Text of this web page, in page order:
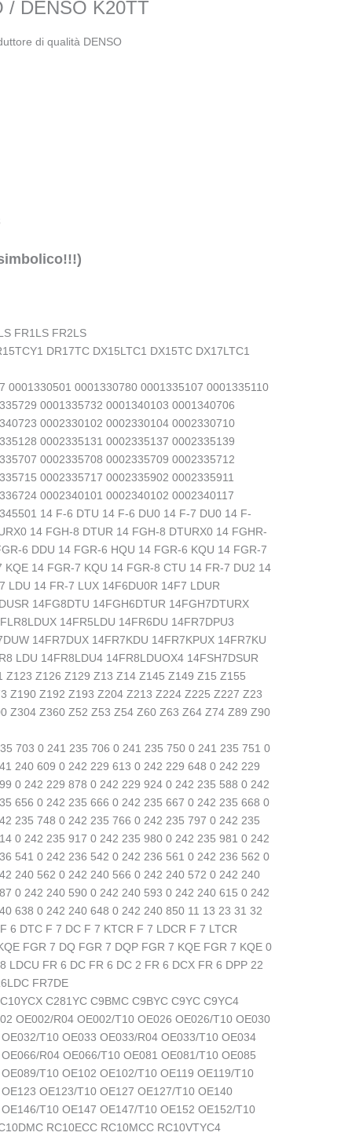
/ DENSO K20TT
di qualità DENSO
FR1LS FR2LS
DR17TC DX15LTC1 DX15TC DX17LTC1
0001330501 0001330780 0001335107 0001335110
0001335732 0001340103 0001340706
0002330102 0002330104 0002330710
0002335131 0002335137 0002335139
0002335708 0002335709 0002335712
0002335717 0002335902 0002335911
0002340101 0002340102 0002340117
14 F-6 DTU 14 F-6 DU0 14 F-7 DU0 14 F-
14 FGH-8 DTUR 14 FGH-8 DTURX0 14 FGHR-
6 DDU 14 FGR-6 HQU 14 FGR-6 KQU 14 FGR-7
14 FGR-7 KQU 14 FGR-8 CTU 14 FR-7 DU2 14
LDU 14 FR-7 LUX 14F6DU0R 14F7 LDUR
14FG8DTU 14FGH6DTUR 14FGH7DTURX
14FR5LDU 14FR6DU 14FR7DPU3
14FR7DUX 14FR7KDU 14FR7KPUX 14FR7KU
LDU 14FR8LDU4 14FR8LDUOX4 14FSH7DSUR
Z123 Z126 Z129 Z13 Z14 Z145 Z149 Z15 Z155
Z190 Z192 Z193 Z204 Z213 Z224 Z225 Z227 Z23
Z304 Z360 Z52 Z53 Z54 Z60 Z63 Z64 Z74 Z89 Z90
703 0 241 235 706 0 241 235 750 0 241 235 751 0
240 609 0 242 229 613 0 242 229 648 0 242 229
0 242 229 878 0 242 229 924 0 242 235 588 0 242
656 0 242 235 666 0 242 235 667 0 242 235 668 0
235 748 0 242 235 766 0 242 235 797 0 242 235
0 242 235 917 0 242 235 980 0 242 235 981 0 242
541 0 242 236 542 0 242 236 561 0 242 236 562 0
240 562 0 242 240 566 0 242 240 572 0 242 240
0 242 240 590 0 242 240 593 0 242 240 615 0 242
638 0 242 240 648 0 242 240 850 11 13 23 31 32
6 DTC F 7 DC F 7 KTCR F 7 LDCR F 7 LTCR
FGR 7 DQ FGR 7 DQP FGR 7 KQE FGR 7 KQE 0
LDCU FR 6 DC FR 6 DC 2 FR 6 DCX FR 6 DPP 22
FR7DE
C281YC C9BMC C9BYC C9YC C9YC4
OE002/R04 OE002/T10 OE026 OE026/T10 OE030
T10 OE033 OE033/R04 OE033/T10 OE034
R04 OE066/T10 OE081 OE081/T10 OE085
T10 OE102 OE102/T10 OE119 OE119/T10
OE123/T10 OE127 OE127/T10 OE140
T10 OE147 OE147/T10 OE152 OE152/T10
RC10ECC RC10MCC RC10VTYC4